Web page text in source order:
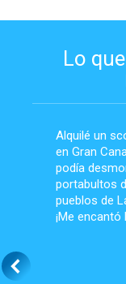
Lo
Alquilé un
en Gran
podía
portabultos
pueblos de
¡Me encantó